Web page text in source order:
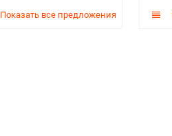
Показать все предложения